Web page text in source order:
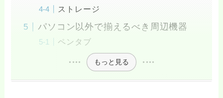
ストレージ
パソコン以外で揃えるべき周辺機器
ペンタブ
もっと見る